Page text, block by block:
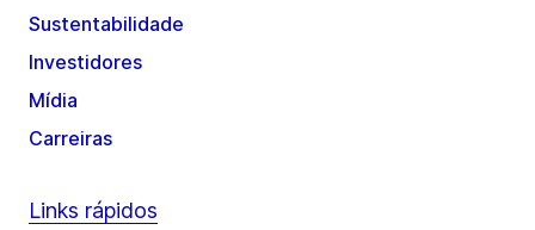
Sustentabilidade
Investidores
Mídia
Carreiras
Links rápidos